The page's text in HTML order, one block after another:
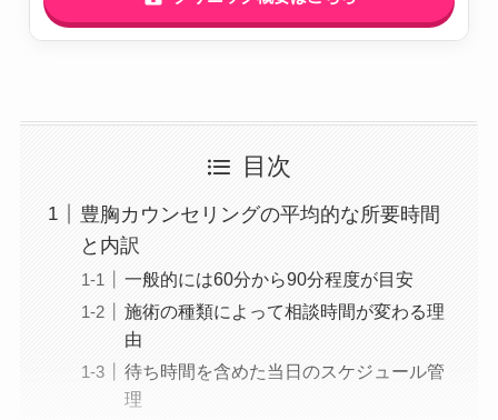
目次
豊胸カウンセリングの平均的な所要時間
と内訳
一般的には60分から90分程度が目安
施術の種類によって相談時間が変わる理
由
待ち時間を含めた当日のスケジュール管
理